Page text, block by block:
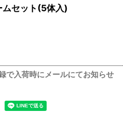
ムセット(5体入)
で入荷時にメールにてお知らせ